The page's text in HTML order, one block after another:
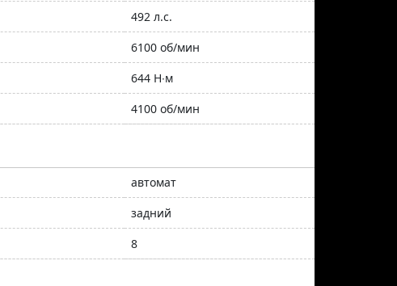
492 л.с.
6100 об/мин
644 Н∙м
4100 об/мин
автомат
задний
8